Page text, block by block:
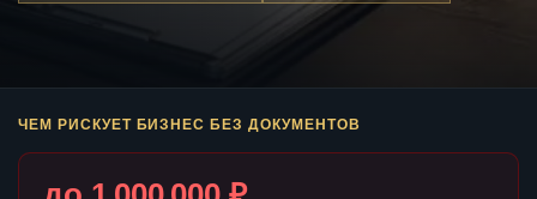
ЧЕМ РИСКУЕТ БИЗНЕС БЕЗ ДОКУМЕНТОВ